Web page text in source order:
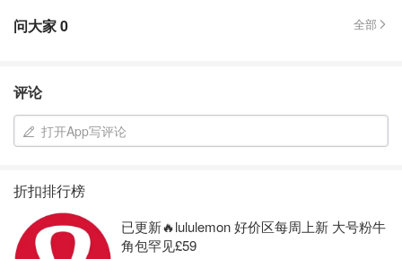
航拍。
本来坐夜班机已经够累的了，虽然在飞机上有吞了一颗安眠
药，但是好像没有什么效果，一个晚上基本没有睡。
问大家0 全部
评论
打开App写评论
折扣排行榜
已更新🔥lululemon 好价区每周上新 大号粉牛
角包罕见£59